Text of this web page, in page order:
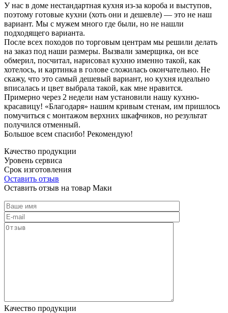
У нас в доме нестандартная кухня из-за короба и выступов,
поэтому готовые кухни (хоть они и дешевле) — это не наш
вариант. Мы с мужем много где были, но не нашли
подходящего варианта.
После всех походов по торговым центрам мы решили делать
на заказ под наши размеры. Вызвали замерщика, он все
обмерил, посчитал, нарисовал кухню именно такой, как
хотелось, и картинка в голове сложилась окончательно. Не
скажу, что это самый дешевый вариант, но кухня идеально
вписалась и цвет выбрала такой, как мне нравится.
Примерно через 2 недели нам установили нашу кухню-
красавицу! «Благодаря» нашим кривым стенам, им пришлось
помучиться с монтажом верхних шкафчиков, но результат
получился отменный.
Большое всем спасибо! Рекомендую!
Качество продукции
Уровень сервиса
Срок изготовления
Оставить отзыв
Оставить отзыв на товар Маки
Качество продукции